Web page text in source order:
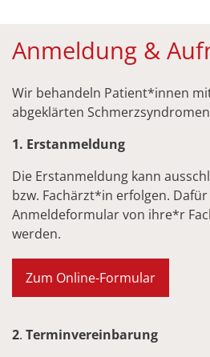
Anmeldung &
Wir behandeln Patient*innen
abgeklärten
1. Erstanmeldung
Die Erstanmeldung kann
bzw. Fachärzt*in erfolgen.
Anmeldeformular von ihre*r
werden.
Zum Online-Formular
2. Terminvereinbarung